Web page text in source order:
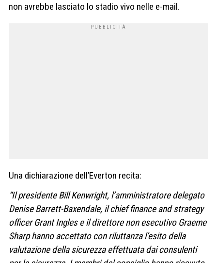
non avrebbe lasciato lo stadio vivo nelle e-mail.
Una dichiarazione dell’Everton recita:
“Il presidente Bill Kenwright, l’amministratore delegato
Denise Barrett-Baxendale, il chief finance and strategy
officer Grant Ingles e il direttore non esecutivo Graeme
Sharp hanno accettato con riluttanza l’esito della
valutazione della sicurezza effettuata dai consulenti